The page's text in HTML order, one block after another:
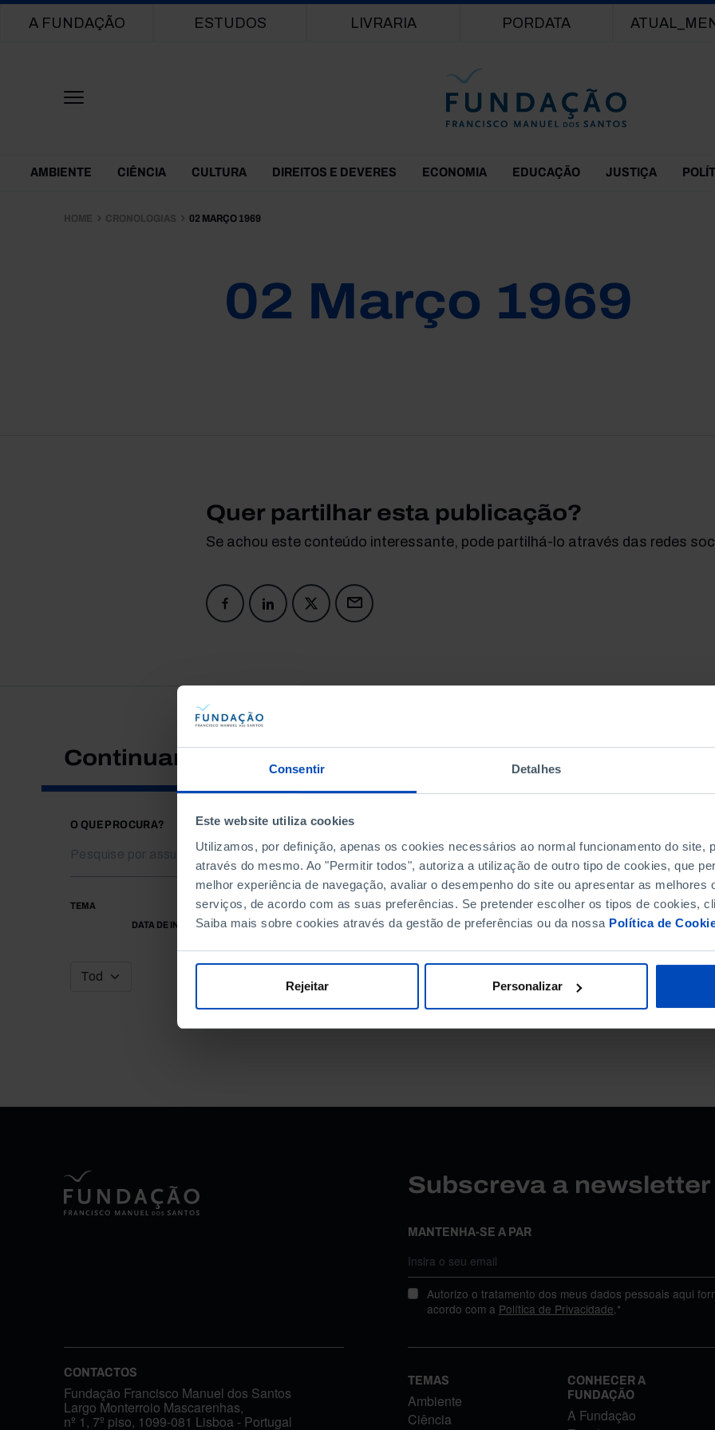
Consentir Detalhes
Este website utiliza cookies
Utilizamos, por definição, apenas os cookies necessários ao normal funcionamento do site,
através do mesmo. Ao "Permitir todos", autoriza a utilização de outro tipo de cookies, que
melhor experiência de navegação, avaliar o desempenho do site ou apresentar as melhores
serviços, de acordo com as suas preferências. Se pretender escolher os tipos de cookies,
Saiba mais sobre cookies através da gestão de preferências ou da nossa Política de
Rejeitar Personalizar
Main navigation
A FUNDAÇÃO ESTUDOS LIVRARIA PORDATA
Themes Menu
AMBIENTE CIÊNCIA CULTURA DIREITOS E DEVERES ECONOMIA EDUCAÇÃO JUSTIÇA
HOME CRONOLOGIAS 02 MARÇO 1969
02 Março 1969
Quer partilhar esta publicação?
Se achou este conteúdo interessante, pode partilhá-lo através das redes
Continuar a pesquisar
O QUE PROCURA?
TEMA
DATA DE INÍCIO
DATA DE FIM
Subscreva a
MANTENHA-SE A PAR
Autorizo o tratamento dos meus dados pessoais aqui
acordo com a Política de Privacidade.*
CONTACTOS
Fundação Francisco Manuel dos Santos
Largo Monterroio Mascarenhas,
nº 1, 7º piso, 1099-081 Lisboa - Portugal
TEMAS
Ambiente
Ciência
CONHECER A
FUNDAÇÃO
A Fundação